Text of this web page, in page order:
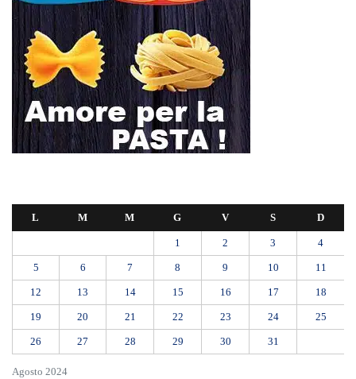
Agosto 2024
L M M G V S D
1 2 3 4
5 6 7 8 9 10 11
12 13 14 15 16 17 18
19 20 21 22 23 24 25
26 27 28 29 30 31